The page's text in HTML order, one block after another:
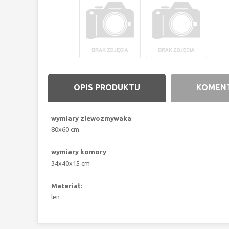
OPIS PRODUKTU
wymiary zlewozmywaka:
80x60 cm
wymiary komory:
34x40x15 cm
Materiał:
len